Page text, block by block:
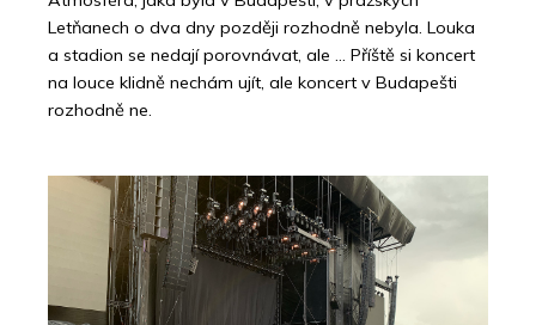
Letňanech o dva dny později rozhodně nebyla. Louka
a stadion se nedají porovnávat, ale … Příště si koncert
na louce klidně nechám ujít, ale koncert v Budapešti
rozhodně ne.